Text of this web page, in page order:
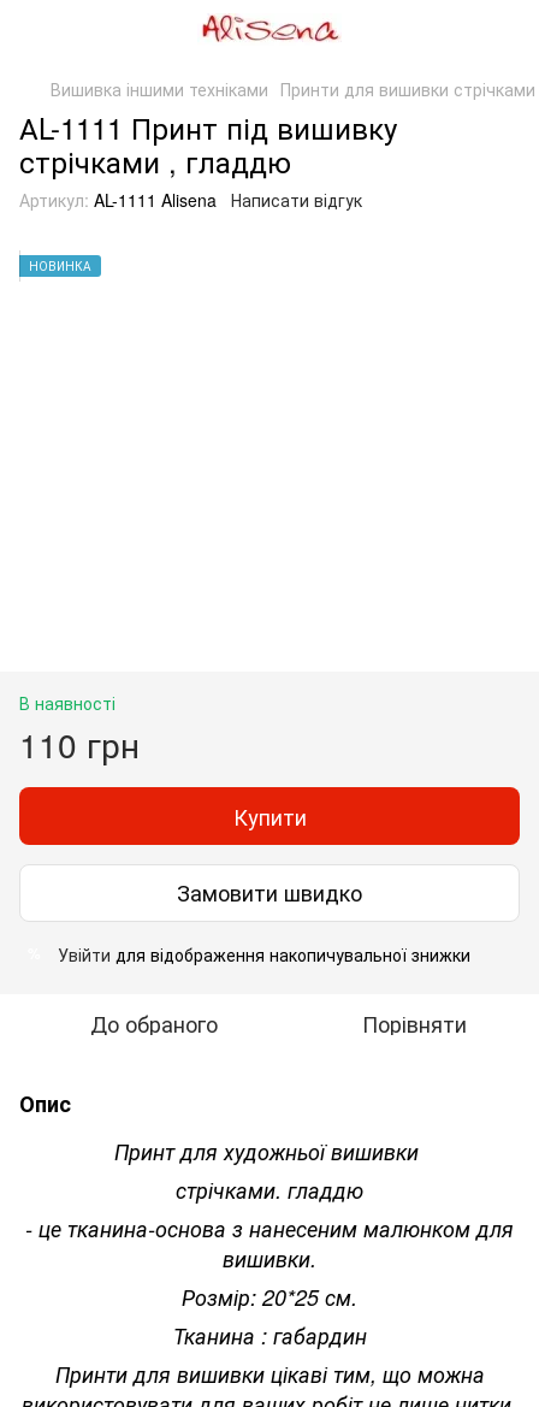
Вишивка іншими техніками Принти для вишивки
АL-1111 Принт під вишивку
стрічками , гладдю
Артикул: AL-1111 Alisena Написати відгук
НОВИНКА
В наявності
110 грн
Купити
Замовити швидко
Увійти для відображення накопичувальної знижки
До обраного Порівняти
Опис
Принт для художньої вишивки
стрічками. гладдю
- це тканина-основа з нанесеним малюнком для
вишивки.
Розмір: 20*25 см.
Тканина : габардин
Принти для вишивки цікаві тим, що можна